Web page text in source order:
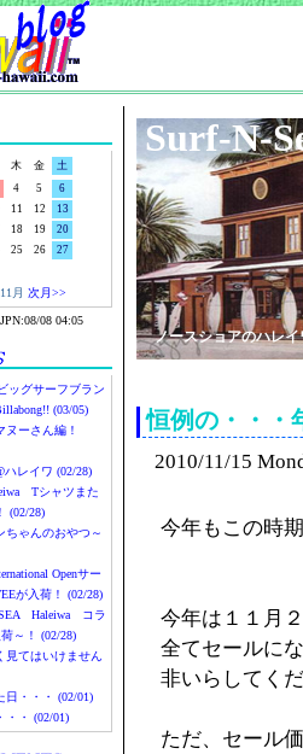
木 金
土
4 5
6
11 12
13
18 19
20
25 26
27
月 次月>>
ッグサーフブラン
(03/05)
ーさん編！
ハレイワ (02/28)
Tシャツまた
(02/28)
ちゃんのおやつ～
Openサー
が入荷！ (02/28)
Haleiwa コラ
～！ (02/28)
見てはいけません
日・・・ (02/01)
・・ (02/01)
Surf-N-
ノースショアのハレ
恒例の・・・
2010/11/15
今年もこの時
今年は１１月
全てセールに
非いらしてく
ただ、セール